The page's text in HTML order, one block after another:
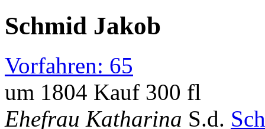
Schmid Jakob
Vorfahren: 65
um 1804 Kauf 300 fl
Ehefrau Katharina S.d.